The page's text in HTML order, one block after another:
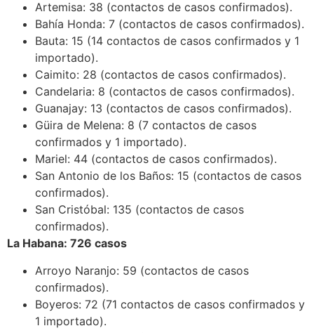
Artemisa: 38 (contactos de casos confirmados).
Bahía Honda: 7 (contactos de casos confirmados).
Bauta: 15 (14 contactos de casos confirmados y 1
importado).
Caimito: 28 (contactos de casos confirmados).
Candelaria: 8 (contactos de casos confirmados).
Guanajay: 13 (contactos de casos confirmados).
Güira de Melena: 8 (7 contactos de casos
confirmados y 1 importado).
Mariel: 44 (contactos de casos confirmados).
San Antonio de los Baños: 15 (contactos de casos
confirmados).
San Cristóbal: 135 (contactos de casos
confirmados).
La Habana: 726 casos
Arroyo Naranjo: 59 (contactos de casos
confirmados).
Boyeros: 72 (71 contactos de casos confirmados y
1 importado).